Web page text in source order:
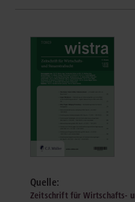
Quelle:
Zeitschrift für Wirtschafts-